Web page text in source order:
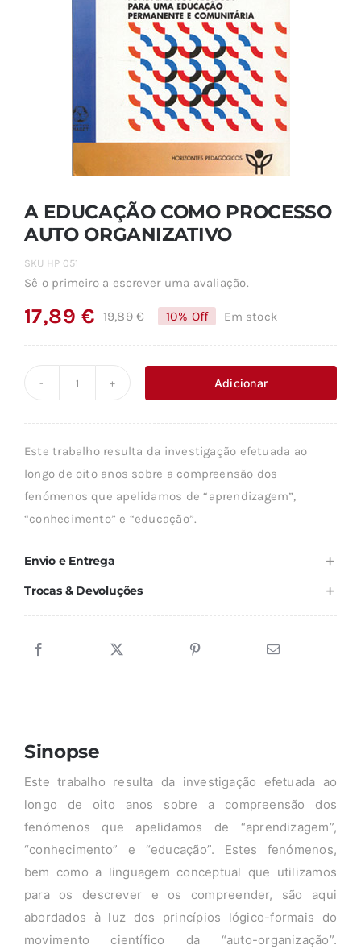
A EDUCAÇÃO COMO PROCESSO
AUTO ORGANIZATIVO
SKU HP 051
Sê o primeiro a escrever uma avaliação.
19,89€O
original
era:
17,89€
O
é:
10% Off Em stock
PROCESSO
Adicionar
Este trabalho resulta da investigação efetuada ao
longo de oito anos sobre a compreensão dos
fenómenos que apelidamos de “aprendizagem”,
“conhecimento” e “educação”.
Envio e Entrega
Trocas & Devoluções
Sinopse
Este trabalho resulta da investigação efetuada ao
longo de oito anos sobre a compreensão dos
fenómenos que apelidamos de “aprendizagem”,
“conhecimento” e “educação”. Estes fenómenos,
bem como a linguagem conceptual que utilizamos
para os descrever e os compreender, são aqui
abordados à luz dos princípios lógico-formais do
movimento científico da “auto-organização”.